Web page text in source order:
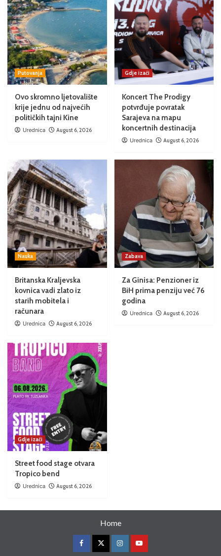
Putovanja
Ovo skromno ljetovalište
krije jednu od najvećih
političkih tajni Kine
Urednica August 6, 2026
Gdje izaći
Koncert The Prodigy
potvrđuje povratak
Sarajeva na mapu
koncertnih destinacija
Urednica August 6, 2026
Nauka
Britanska Kraljevska
kovnica vadi zlato iz
starih mobitela i
računara
Urednica August 6, 2026
Zabava
Za Ginisa: Penzioner iz
BiH prima penziju već 76
godina
Urednica August 6, 2026
Gdje izaći
Street food stage otvara
Tropico bend
Urednica August 6, 2026
Home